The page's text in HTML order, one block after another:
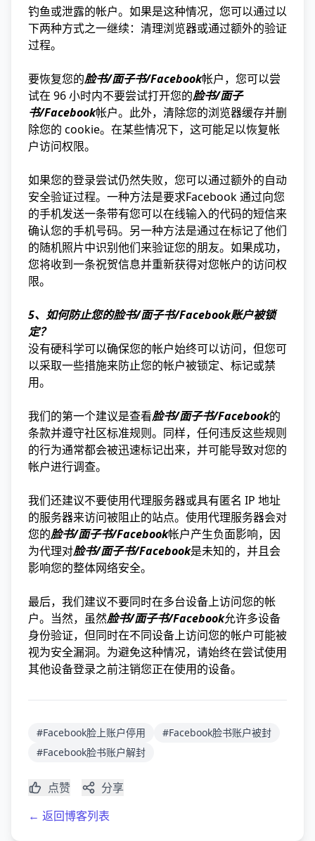
钓鱼或泄露的帐户。如果是这种情况，您可以通过以
下两种方式之一继续：清理浏览器或通过额外的验证
过程。
要恢复您的脸书/面子书/Facebook帐户，您可以尝
试在 96 小时内不要尝试打开您的脸书/面子
书/Facebook帐户。此外，清除您的浏览器缓存并删
除您的 cookie。在某些情况下，这可能足以恢复帐
户访问权限。
如果您的登录尝试仍然失败，您可以通过额外的自动
安全验证过程。一种方法是要求Facebook 通过向您
的手机发送一条带有您可以在线输入的代码的短信来
确认您的手机号码。另一种方法是通过在标记了他们
的随机照片中识别他们来验证您的朋友。如果成功，
您将收到一条祝贺信息并重新获得对您帐户的访问权
限。
5、如何防止您的脸书/面子书/Facebook账户被锁
定？
没有硬科学可以确保您的帐户始终可以访问，但您可
以采取一些措施来防止您的帐户被锁定、标记或禁
用。
我们的第一个建议是查看脸书/面子书/Facebook的
条款并遵守社区标准规则。同样，任何违反这些规则
的行为通常都会被迅速标记出来，并可能导致对您的
帐户进行调查。
我们还建议不要使用代理服务器或具有匿名 IP 地址
的服务器来访问被阻止的站点。使用代理服务器会对
您的脸书/面子书/Facebook帐户产生负面影响，因
为代理对脸书/面子书/Facebook是未知的，并且会
影响您的整体网络安全。
最后，我们建议不要同时在多台设备上访问您的帐
户。当然，虽然脸书/面子书/Facebook允许多设备
身份验证，但同时在不同设备上访问您的帐户可能被
视为安全漏洞。为避免这种情况，请始终在尝试使用
其他设备登录之前注销您正在使用的设备。
#Facebook脸上账户停用
#Facebook脸书账户被封
#Facebook脸书账户解封
点赞
分享
← 返回博客列表